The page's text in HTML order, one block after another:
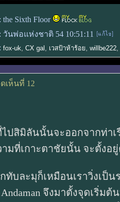
: the Sixth Floor
: วันพ่อแห่งชาติ 54 10:51:11
: fox-uk, CX gal , เวสป้าห้าร้อย, willbe222,
เห็นที่ 12
ปสิมิลันนั้นจะออกจากท่าเ
มที่เกาะตาชัยนั้น จะตั้งอ
ทับละมุก็เหมือนเราวิ่งเป็น
Andaman จึงมาตั้งจุดเริ่ม